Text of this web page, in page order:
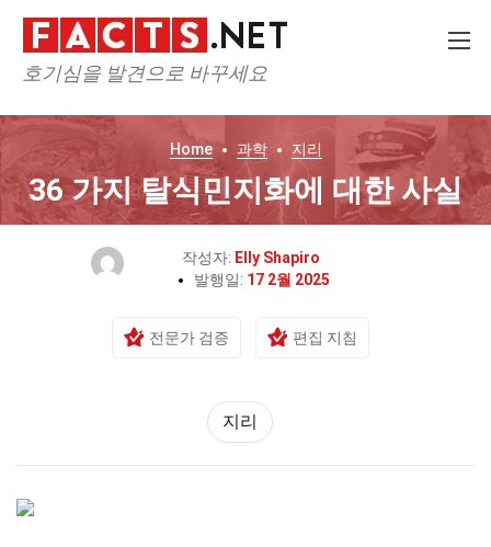
호기심을 발견으로 바꾸세요
Home 과학 지리
36 가지 탈식민지화에 대한 사실
작성자: Elly Shapiro
발행일: 17 2월 2025
전문가 검증 편집 지침
지리